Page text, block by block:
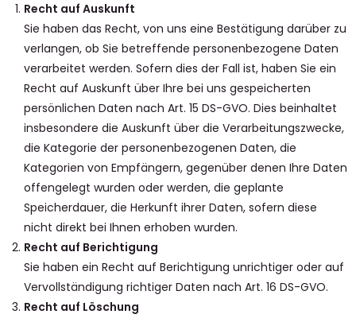
Recht auf Auskunft
Sie haben das Recht, von uns eine Bestätigung darüber zu
verlangen, ob Sie betreffende personenbezogene Daten
verarbeitet werden. Sofern dies der Fall ist, haben Sie ein
Recht auf Auskunft über Ihre bei uns gespeicherten
persönlichen Daten nach Art. 15 DS-GVO. Dies beinhaltet
insbesondere die Auskunft über die Verarbeitungszwecke,
die Kategorie der personenbezogenen Daten, die
Kategorien von Empfängern, gegenüber denen Ihre Daten
offengelegt wurden oder werden, die geplante
Speicherdauer, die Herkunft ihrer Daten, sofern diese
nicht direkt bei Ihnen erhoben wurden.
Recht auf Berichtigung
Sie haben ein Recht auf Berichtigung unrichtiger oder auf
Vervollständigung richtiger Daten nach Art. 16 DS-GVO.
Recht auf Löschung